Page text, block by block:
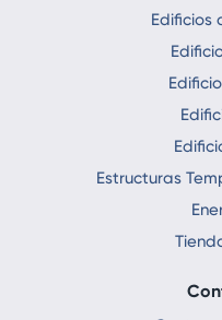
Edificios
Estructuras